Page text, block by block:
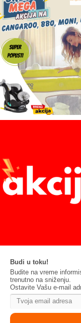
Budi u toku!
Budite na vreme
trenutno na sniženju.
Ostavite Vašu e-mail